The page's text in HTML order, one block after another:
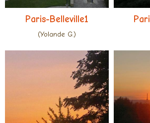
Paris-Belleville1
(Yolande G.)